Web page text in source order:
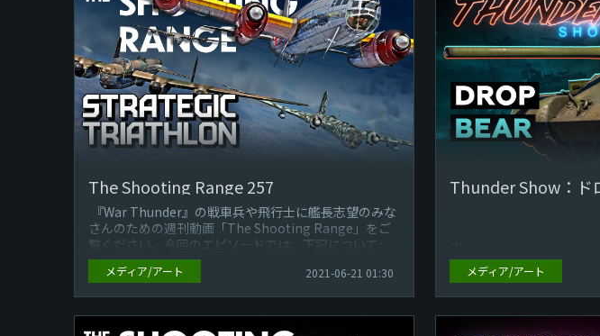
今週最高だった動画だけ
The Shooting Range 257
『War Thunder』の戦車兵や飛行士に艦長志望のみな
さんのための週刊動画「The Shooting Range」をご
覧ください。今回のエピソードでは、下記についてご
紹介して...
メディア/アート 2021-06-21 01:30
Thunder Show：ド
プレイヤーの皆さま！
メディア/アート